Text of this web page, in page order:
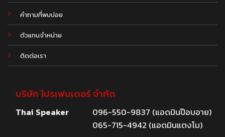
คำถามที่พบบ่อย
ตัวแทนจำหน่าย
ติดต่อเรา
บริษัท โปรเฟนเดอร์ จำกัด
Thai Speaker
096-550-9837 (แอดมินป๊อบอาย)
065-715-4942 (แอดมินแตงโม)